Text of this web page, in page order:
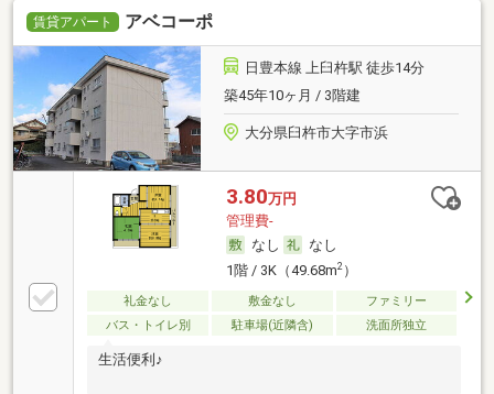
賃貸アパート アベコーポ
日豊本線 上臼杵駅 徒歩14分
築45年10ヶ月 / 3階建
大分県臼杵市大字市浜
3.80万円
管理費-
なし
なし
1階 / 3K（49.68m2）
礼金なし 敷金なし
ファミリー
バス・トイレ別
駐車場(近隣含) 洗面所独立
生活便利♪